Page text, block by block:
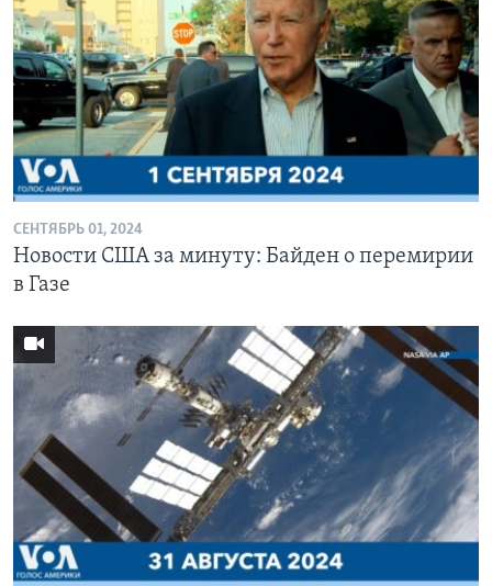
СЕНТЯБРЬ 01, 2024
Новости США за минуту: Байден о перемирии
в Газе